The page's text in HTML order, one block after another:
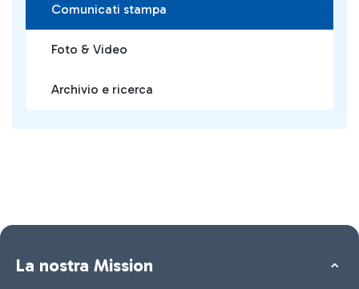
Comunicati stampa
Foto & Video
Archivio e ricerca
La nostra Mission